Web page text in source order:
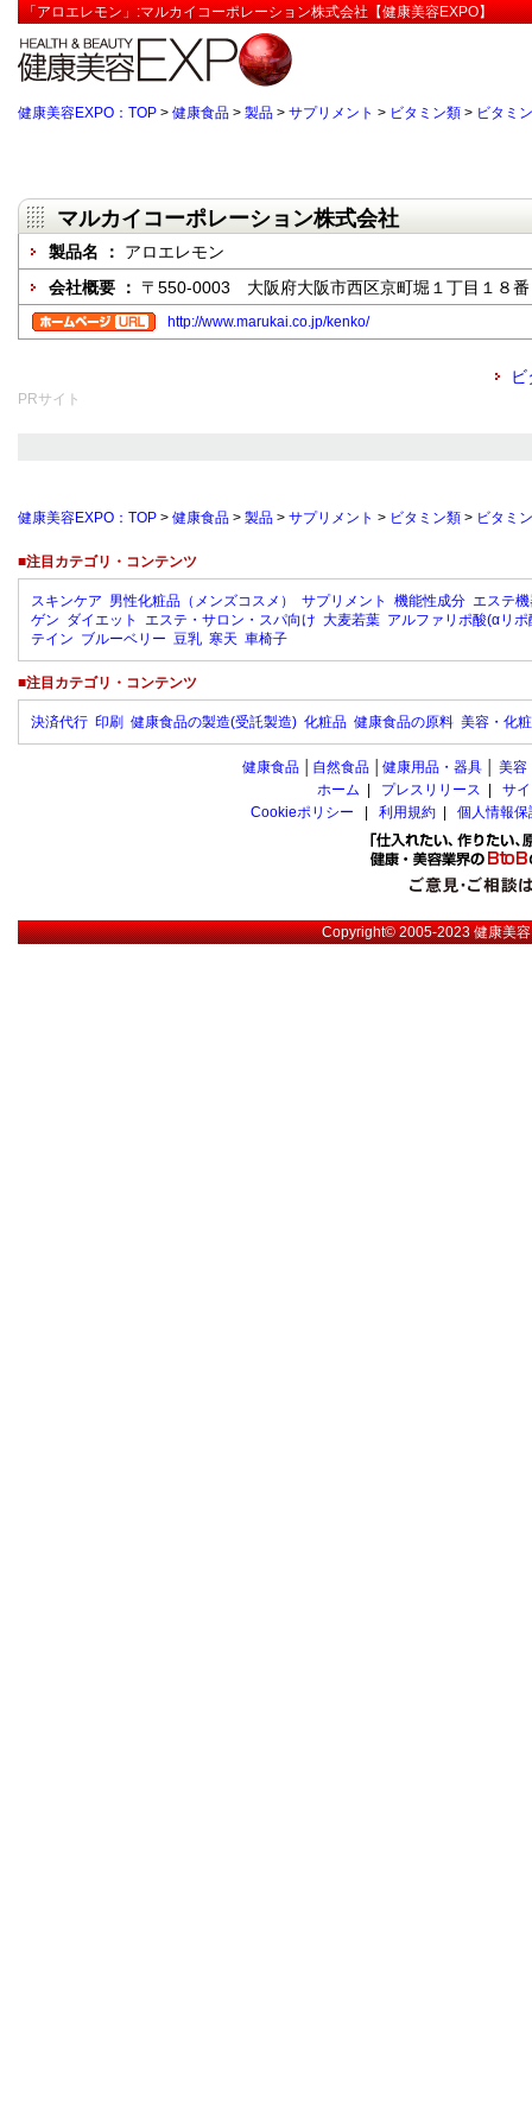
「アロエレモン」:マルカイコーポレーション株式会社【健康美容EXPO】
健康美容EXPO：TOP > 健康食品 > 製品 > サプリメント > ビタミン類 > ビタミ
マルカイコーポレーション株式会社
製品名 ： アロエレモン
会社概要 ： 〒550-0003 大阪府大阪市西区京町堀１丁目１８
http://www.marukai.co.jp/kenko/
PRサイト
健康美容EXPO：TOP > 健康食品 > 製品 > サプリメント > ビタミン類 > ビタミ
■注目カテゴリ・コンテンツ
スキンケア 男性化粧品（メンズコスメ） サプリメント 機能性成分 エステ
ゲン ダイエット エステ・サロン・スパ向け 大麦若葉 アルファリポ酸(αリポ
テイン ブルーベリー 豆乳 寒天 車椅子
■注目カテゴリ・コンテンツ
決済代行 印刷 健康食品の製造(受託製造) 化粧品 健康食品の原料 美容・化
健康食品 自然食品 健康用品・器具 美容
ホーム
プレスリリース
サ
Cookieポリシー
利用規約 個人情報
Copyright© 2005-2023健康美